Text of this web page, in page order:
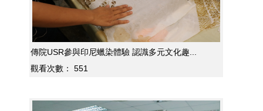
傳院USR參與印尼蠟染體驗 認識多元文化趣...
觀看次數：
551